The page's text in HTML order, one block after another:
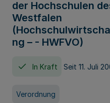
der Hochschulen
Westfalen
ng – - HWFVO)
In Kraft Seit 11. Juli
Verordnung